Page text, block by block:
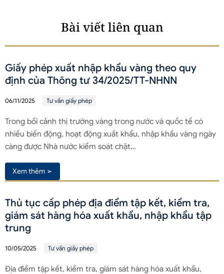
Bài viết liên quan
Giấy phép xuất nhập khẩu vàng theo quy
định của Thông tư 34/2025/TT-NHNN
06/11/2025 Tư vấn giấy phép
Trong bối cảnh thị trường vàng trong nước và quốc tế có
nhiều biến động, hoạt động xuất khẩu, nhập khẩu vàng ngày
càng được Nhà nước kiểm soát chặt…
Xem thêm ➢
Thủ tục cấp phép địa điểm tập kết, kiểm tra,
giám sát hàng hóa xuất khẩu, nhập khẩu tập
trung
10/05/2025 Tư vấn giấy phép
Địa điểm tập kết, kiểm tra, giám sát hàng hóa xuất khẩu,